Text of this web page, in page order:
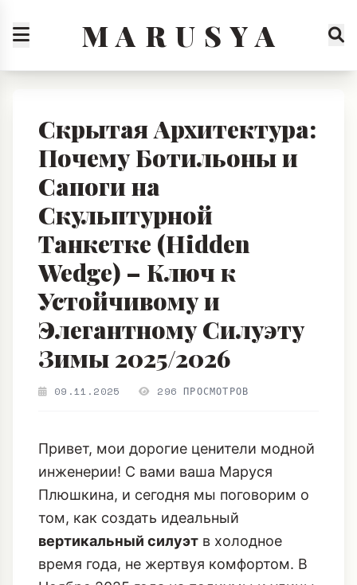
M A R U S Y A
Скрытая Архитектура:
Почему Ботильоны и
Сапоги на
Скульптурной
Танкетке (Hidden
Wedge) – Ключ к
Устойчивому и
Элегантному Силуэту
Зимы 2025/2026
09.11.2025 296 ПРОСМОТРОВ
Привет, мои дорогие ценители модной
инженерии! С вами ваша Маруся
Плюшкина, и сегодня мы поговорим о